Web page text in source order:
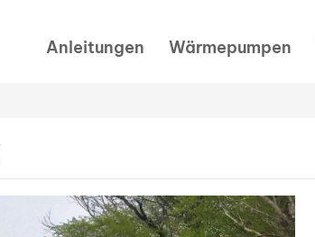
Anleitungen Wärmepumpen